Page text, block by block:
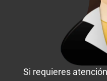
Si requieres